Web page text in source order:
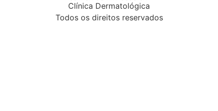
Clínica Dermatológica
Todos os direitos reservados